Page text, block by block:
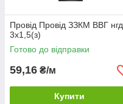
Провід Провід ЗЗКМ ВВГ нгд
3х1,5(з)
Готово до відправки
59,16 ₴/м
Купити